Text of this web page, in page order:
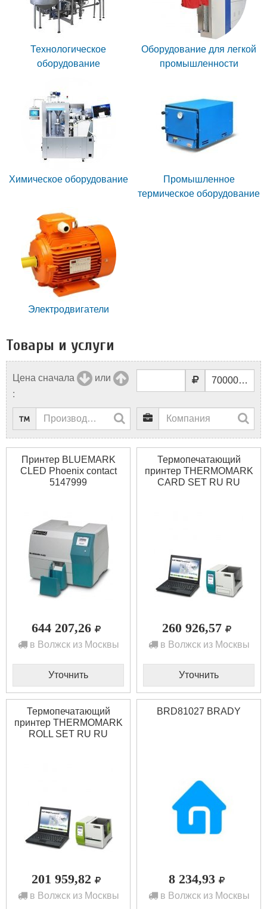
Технологическое
оборудование
Оборудование для легкой
промышленности
Химическое оборудование
Промышленное
термическое оборудование
Электродвигатели
Товары и услуги
Цена сначала
или
:
Принтер BLUEMARK
CLED Phoenix contact
5147999
644 207,26
в Волжск из Москвы
Уточнить
Термопечатающий
принтер THERMOMARK
CARD SET RU RU
260 926,57
в Волжск из Москвы
Уточнить
Термопечатающий
принтер THERMOMARK
ROLL SET RU RU
201 959,82
в Волжск из Москвы
BRD81027 BRADY
8 234,93
в Волжск из Москвы